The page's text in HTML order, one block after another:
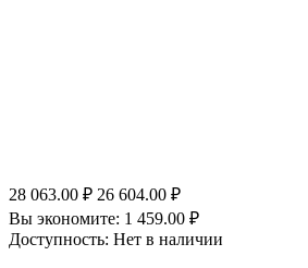
28 063.00 ₽ 26 604.00 ₽
Вы экономите: 1 459.00 ₽
Доступность: Нет в наличии